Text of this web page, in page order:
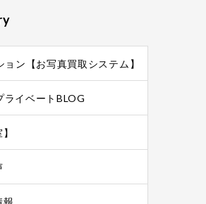
ン【お写真買取システム】
ライベートBLOG
報